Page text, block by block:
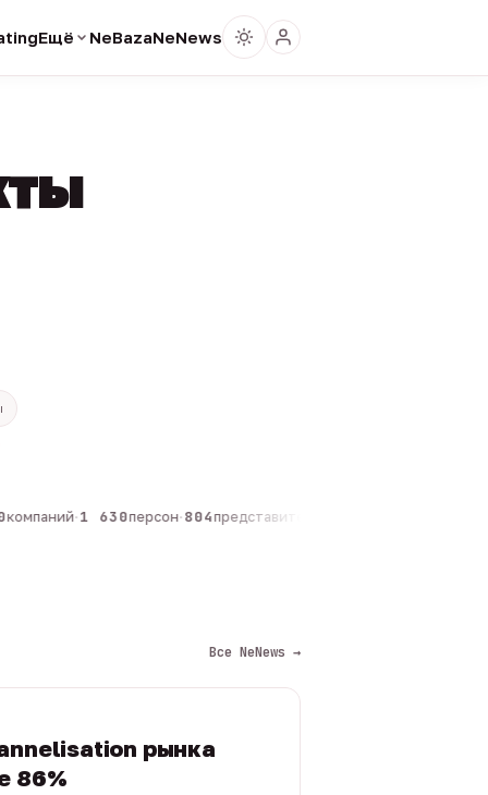
Ещё NeBazaNeNews
·1 630персон·804представителей
Все NeNews →
рынка
86%